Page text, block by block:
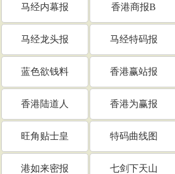
马经内幕报 香港商报B
马经龙头报 马经特码报
蓝色欲钱料 香港赢站报
香港陆道人 香港为赢报
旺角贴士皇 特码曲线图
港如来密报 七剑下天山